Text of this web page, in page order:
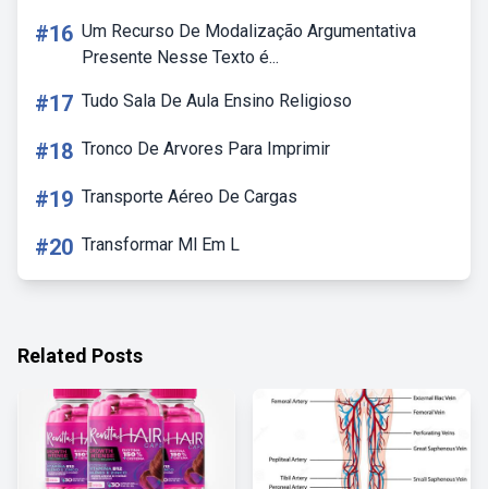
#16 Um Recurso De Modalização Argumentativa
Presente Nesse Texto é...
#17 Tudo Sala De Aula Ensino Religioso
#18 Tronco De Arvores Para Imprimir
#19 Transporte Aéreo De Cargas
#20 Transformar Ml Em L
Related Posts